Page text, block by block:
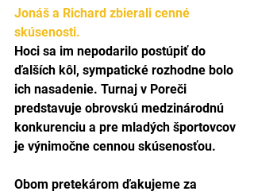
Jonáš a Richard zbierali cenné
skúsenosti.
Hoci sa im nepodarilo postúpiť do
ďalších kôl, sympatické rozhodne bolo
ich nasadenie. Turnaj v Poreči
predstavuje obrovskú medzinárodnú
konkurenciu a pre mladých športovcov
je výnimočne cennou skúsenosťou.
Obom pretekárom ďakujeme za